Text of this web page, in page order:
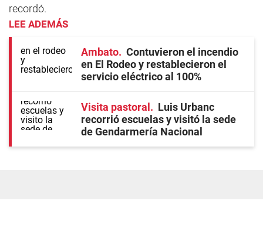
recordó.
LEE ADEMÁS
Ambato
Contuvieron el incendio
en El Rodeo y restablecieron el
servicio eléctrico al 100%
Visita pastoral
Luis Urbanc
recorrió escuelas y visitó la sede
de Gendarmería Nacional